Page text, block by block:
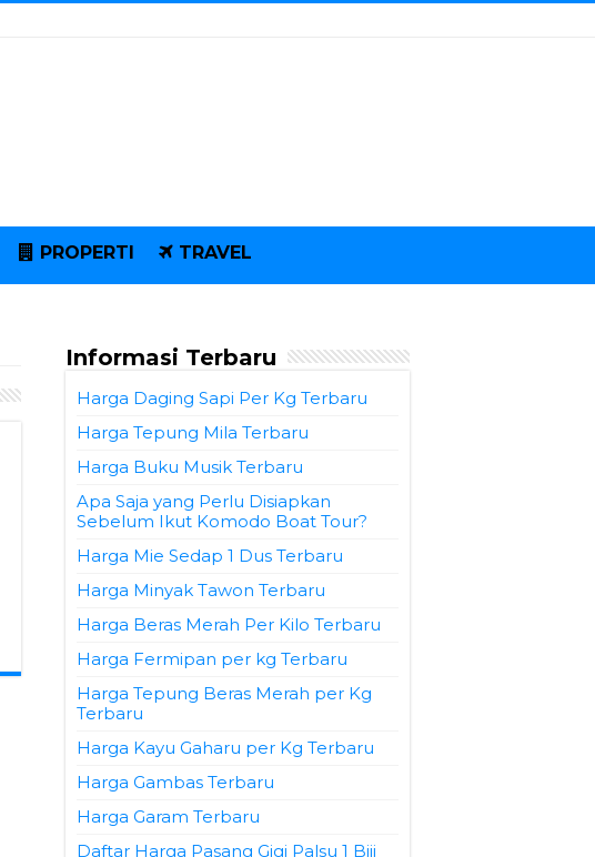
PROPERTI TRAVEL
Informasi Terbaru
Harga Daging Sapi Per Kg Terbaru
Harga Tepung Mila Terbaru
Harga Buku Musik Terbaru
Apa Saja yang Perlu Disiapkan
Sebelum Ikut Komodo Boat Tour?
Harga Mie Sedap 1 Dus Terbaru
Harga Minyak Tawon Terbaru
Harga Beras Merah Per Kilo Terbaru
Harga Fermipan per kg Terbaru
Harga Tepung Beras Merah per Kg
Terbaru
Harga Kayu Gaharu per Kg Terbaru
Harga Gambas Terbaru
Harga Garam Terbaru
Daftar Harga Pasang Gigi Palsu 1 Biji